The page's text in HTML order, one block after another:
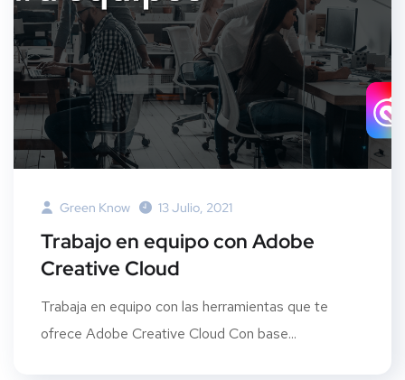
Green Know 13 Julio, 2021
Trabajo en equipo con Adobe
Creative Cloud
Trabaja en equipo con las herramientas que te
ofrece Adobe Creative Cloud Con base...